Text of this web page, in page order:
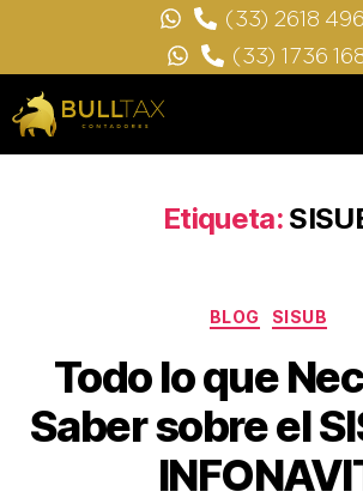
(33) 2618
(33) 1736
Etiqueta:
BLOG SISUB
Todo lo que
Saber sobre el